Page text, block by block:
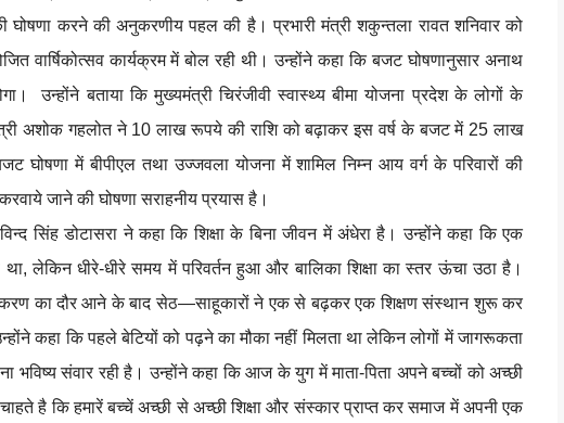
घोषणा करने की अनुकरणीय पहल की है। प्रभारी मंत्री शकुन्तला रावत शनिवार को
वार्षिकोत्सव कार्यक्रम में बोल रही थी। उन्होंने कहा कि बजट घोषणानुसार अनाथ
उन्होंने बताया कि मुख्यमंत्री चिरंजीवी स्वास्थ्य बीमा योजना प्रदेश के लोगों के
अशोक गहलोत ने 10 लाख रूपये की राशि को बढ़ाकर इस वर्ष के बजट में 25 लाख
घोषणा में बीपीएल तथा उज्जवला योजना में शामिल निम्न आय वर्ग के परिवारों की
जाने की घोषणा सराहनीय प्रयास है।
सिंह डोटासरा ने कहा कि शिक्षा के बिना जीवन में अंधेरा है। उन्होंने कहा कि एक
था, लेकिन धीरे-धीरे समय में परिवर्तन हुआ और बालिका शिक्षा का स्तर ऊंचा उठा है।
का दौर आने के बाद सेठ—साहूकारों ने एक से बढ़कर एक शिक्षण संस्थान शुरू कर
कहा कि पहले बेटियों को पढ़ने का मौका नहीं मिलता था लेकिन लोगों में जागरूकता
संवार रही है। उन्होंने कहा कि आज के युग में माता-पिता अपने बच्चों को अच्छी
है कि हमारें बच्चें अच्छी से अच्छी शिक्षा और संस्कार प्राप्त कर समाज में अपनी एक